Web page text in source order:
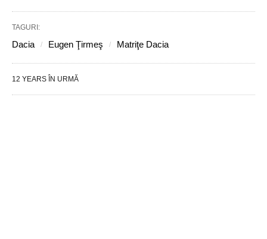
TAGURI:
Dacia Eugen Ţirmeş Matriţe Dacia
12 YEARS ÎN URMĂ